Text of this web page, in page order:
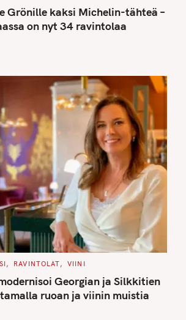
Grönille kaksi Michelin-tähteä –
on nyt 34 ravintolaa
RAVINTOLAT VIINI
Georgian ja Silkkitien
ruoan ja viinin muistia